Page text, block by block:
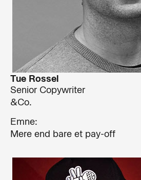
Tue Rossel
Senior Copywriter
&Co.
Emne:
Mere end bare et pay-off